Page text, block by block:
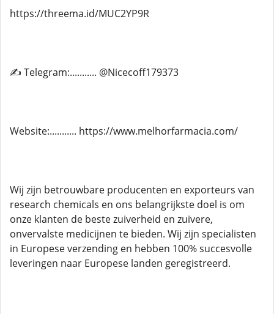
https://threema.id/MUC2YP9R
✍ Telegram:........... @Nicecoff179373
Website:........... https://www.melhorfarmacia.com/
Wij zijn betrouwbare producenten en exporteurs van
research chemicals en ons belangrijkste doel is om
onze klanten de beste zuiverheid en zuivere,
onvervalste medicijnen te bieden. Wij zijn specialisten
in Europese verzending en hebben 100% succesvolle
leveringen naar Europese landen geregistreerd.